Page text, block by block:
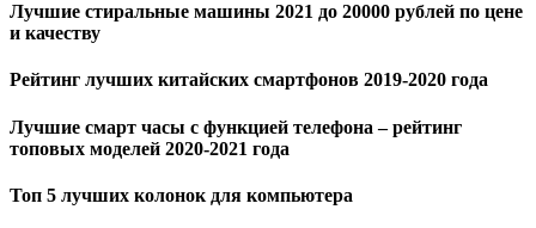
Лучшие стиральные машины 2021 до 20000 рублей по цене
и качеству
Рейтинг лучших китайских смартфонов 2019-2020 года
Лучшие смарт часы с функцией телефона – рейтинг
топовых моделей 2020-2021 года
Топ 5 лучших колонок для компьютера